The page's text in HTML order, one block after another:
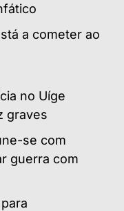
a cometer ao
no Uíge
graves
se com
guerra com